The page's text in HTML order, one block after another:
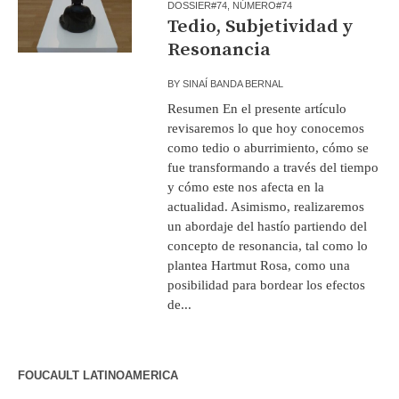
DOSSIER#74 NÚMERO#74
Tedio, Subjetividad y
Resonancia
BYSINAÍ BANDA BERNAL
Resumen En el presente artículo
revisaremos lo que hoy conocemos
como tedio o aburrimiento, cómo se
fue transformando a través del tiempo
y cómo este nos afecta en la
actualidad. Asimismo, realizaremos
un abordaje del hastío partiendo del
concepto de resonancia, tal como lo
plantea Hartmut Rosa, como una
posibilidad para bordear los efectos
de...
FOUCAULT LATINOAMERICA